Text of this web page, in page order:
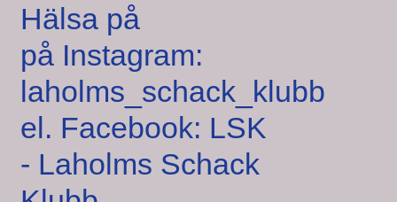
Hälsa på
på Instagram:
laholms_schack_klubb
el. Facebook: LSK
- Laholms Schack